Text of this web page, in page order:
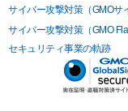
サイバー攻撃対策（GMOサ
サイバー攻撃対策（GMO
セキュリティ事業の軌跡